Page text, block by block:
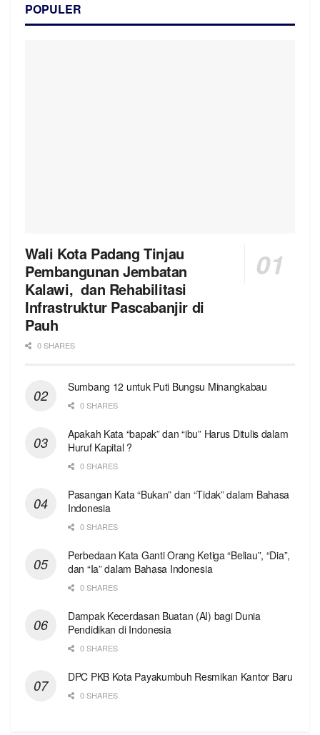
POPULER
Wali Kota Padang Tinjau
Pembangunan Jembatan
Kalawi, dan Rehabilitasi
Infrastruktur Pascabanjir di
Pauh
0 SHARES
Sumbang 12 untuk Puti Bungsu Minangkabau
0 SHARES
Apakah Kata “bapak” dan “ibu” Harus Ditulis dalam
Huruf Kapital ?
0 SHARES
Pasangan Kata “Bukan” dan “Tidak” dalam Bahasa
Indonesia
0 SHARES
Perbedaan Kata Ganti Orang Ketiga “Beliau”, “Dia”,
dan “Ia” dalam Bahasa Indonesia
0 SHARES
Dampak Kecerdasan Buatan (AI) bagi Dunia
Pendidikan di Indonesia
0 SHARES
DPC PKB Kota Payakumbuh Resmikan Kantor Baru
0 SHARES